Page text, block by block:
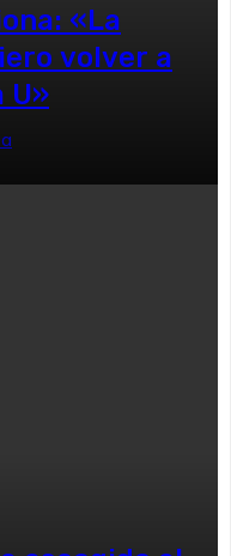
«La
volver a
U»